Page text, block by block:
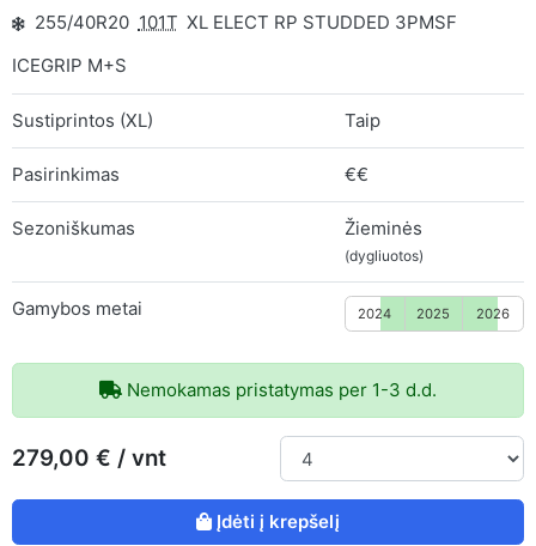
255/40R20 101T XL ELECT RP STUDDED 3PMSF
ICEGRIP M+S
Sustiprintos (XL) Taip
Pasirinkimas €€
Sezoniškumas Žieminės
(dygliuotos)
Gamybos metai 2024 2025 2026
Nemokamas pristatymas per 1-3 d.d.
279,00 € / vnt
Įdėti į krepšelį